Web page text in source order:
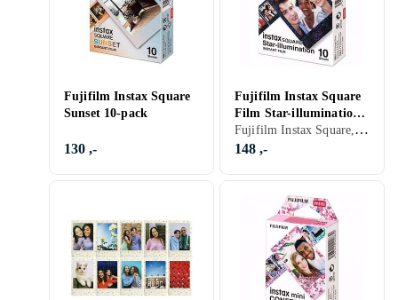
Fujifilm Instax Square
Sunset 10-pack
130 ,-
Fujifilm Instax Square
Film Star-illumination
10-pack
Fujifilm Instax Square, Farge
148 ,-